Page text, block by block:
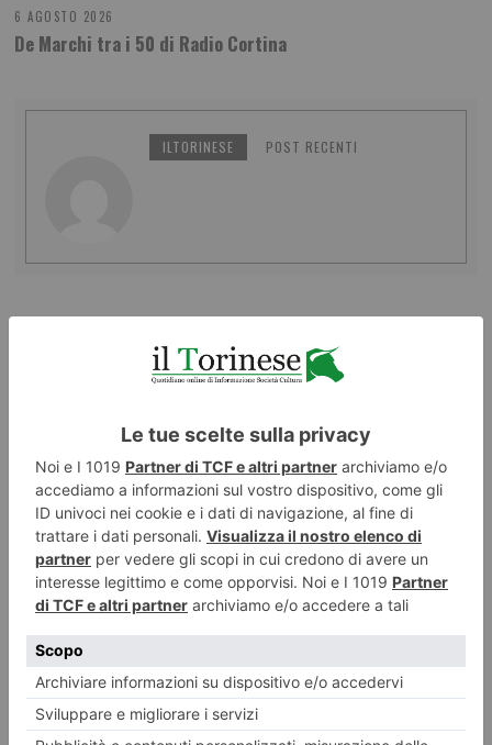
6 AGOSTO 2026
De Marchi tra i 50 di Radio Cortina
ILTORINESE POST RECENTI